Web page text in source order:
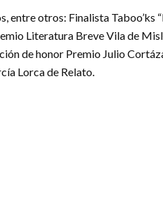
otros: Finalista Taboo’ks
Literatura Breve Vila de
de honor Premio Julio
Lorca de Relato.